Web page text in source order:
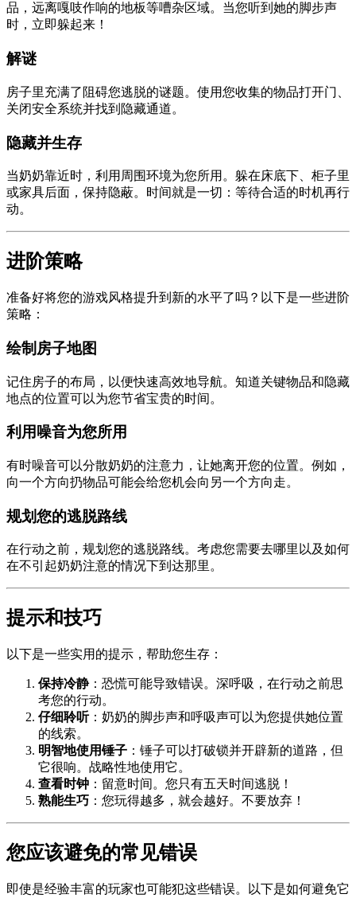
品，远离嘎吱作响的地板等嘈杂区域。当您听到她的脚步声
时，立即躲起来！
解谜
房子里充满了阻碍您逃脱的谜题。使用您收集的物品打开门、
关闭安全系统并找到隐藏通道。
隐藏并生存
当奶奶靠近时，利用周围环境为您所用。躲在床底下、柜子里
或家具后面，保持隐蔽。时间就是一切：等待合适的时机再行
动。
进阶策略
准备好将您的游戏风格提升到新的水平了吗？以下是一些进阶
策略：
绘制房子地图
记住房子的布局，以便快速高效地导航。知道关键物品和隐藏
地点的位置可以为您节省宝贵的时间。
利用噪音为您所用
有时噪音可以分散奶奶的注意力，让她离开您的位置。例如，
向一个方向扔物品可能会给您机会向另一个方向走。
规划您的逃脱路线
在行动之前，规划您的逃脱路线。考虑您需要去哪里以及如何
在不引起奶奶注意的情况下到达那里。
提示和技巧
以下是一些实用的提示，帮助您生存：
保持冷静：恐慌可能导致错误。深呼吸，在行动之前思
考您的行动。
仔细聆听：奶奶的脚步声和呼吸声可以为您提供她位置
的线索。
明智地使用锤子 ：锤子可以打破锁并开辟新的道路，但
它很响。战略性地使用它。
查看时钟 ：留意时间。您只有五天时间逃脱！
熟能生巧 ：您玩得越多，就会越好。不要放弃！
您应该避免的常见错误
即使是经验丰富的玩家也可能犯这些错误。以下是如何避免它